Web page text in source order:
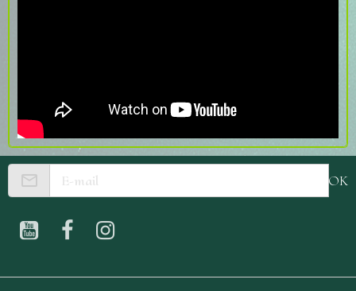
OK